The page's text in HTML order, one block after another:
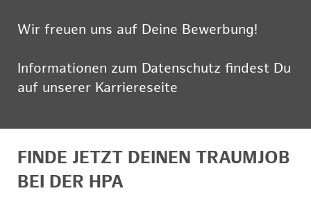
Wir freuen uns auf Deine Bewerbung!
Informationen zum Datenschutz findest Du
auf unserer Karriereseite
FINDE JETZT DEINEN TRAUMJOB
BEI DER HPA